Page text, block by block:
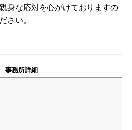
身な応対を心がけておりますの
さい。
事務所詳細